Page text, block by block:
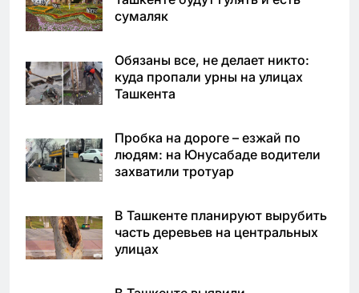
сумаляк
Обязаны все, не делает никто:
куда пропали урны на улицах
Ташкента
Пробка на дороге – езжай по
людям: на Юнусабаде водители
захватили тротуар
В Ташкенте планируют вырубить
часть деревьев на центральных
улицах